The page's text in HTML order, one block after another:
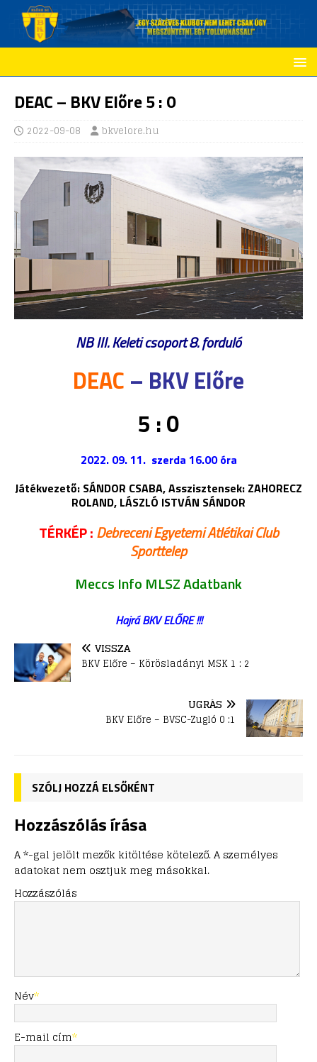
DEAC – BKV Előre 5 : 0
2022-09-08 bkvelore.hu
NB III. Keleti csoport 8. forduló
DEAC – BKV Előre
5 : 0
2022. 09. 11. szerda 16.00 óra
Játékvezető: SÁNDOR CSABA,Asszisztensek: ZAHORECZ
ROLAND, LÁSZLÓ ISTVÁN SÁNDOR
TÉRKÉP :Debreceni Egyetemi Atlétikai Club
Sporttelep
Meccs Info MLSZ Adatbank
Hajrá BKV ELŐRE !!!
VISSZA
BKV Előre – Körösladányi MSK 1 : 2
UGRÁS
BKV Előre – BVSC-Zugló 0 :1
SZÓLJ HOZZÁ ELSŐKÉNT
Hozzászólás írása
A *-gal jelölt mezők kitöltése kötelező. A személyes
adatokat nem osztjuk meg másokkal.
Hozzászólás
Név*
E-mail cím*